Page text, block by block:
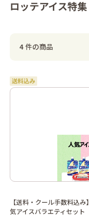
ロッテアイス特
4 件の商品
【送料・クール手数料込み
気アイスバラエティセット